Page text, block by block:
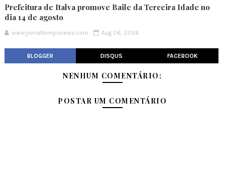
Prefeitura de Italva promove Baile da Terceira Idade no
dia 14 de agosto
www.jornaltemponews.com Aug 06, 2026
BLOGGER DISQUS FACEBOOK
NENHUM COMENTÁRIO:
POSTAR UM COMENTÁRIO